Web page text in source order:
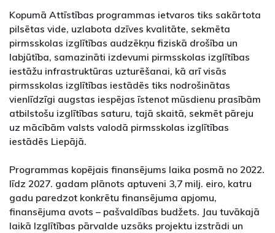
Kopumā Attīstības programmas ietvaros tiks sakārtota
pilsētas vide, uzlabota dzīves kvalitāte, sekmēta
pirmsskolas izglītības audzēkņu fiziskā drošība un
labjūtība, samazināti izdevumi pirmsskolas izglītības
iestāžu infrastruktūras uzturēšanai, kā arī visās
pirmsskolas izglītības iestādēs tiks nodrošinātas
vienlīdzīgi augstas iespējas īstenot mūsdienu prasībām
atbilstošu izglītības saturu, tajā skaitā, sekmēt pāreju
uz mācībām valsts valodā pirmsskolas izglītības
iestādēs Liepājā.
Programmas kopējais finansējums laika posmā no 2022.
līdz 2027. gadam plānots aptuveni 3,7 milj. eiro, katru
gadu paredzot konkrētu finansējuma apjomu,
finansējuma avots – pašvaldības budžets. Jau tuvākajā
laikā Izglītības pārvalde uzsāks projektu izstrādi un